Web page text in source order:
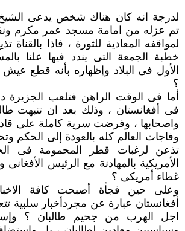
لدرجة انه كان هناك شخص يدعى
تم عزله من امامة مسجد عمر مكرم
لمواقفه المعادية للثورة ، فاذا بالقناة
خطبة الجمعة التى يندد فيها علنا
الأول فى البلاد وإظهاره بأنه قطع
؟
أما فى الوقت الراهن فتلعب الجزيرة
فى أفغانستان ، وذلك بعد ان تنبهت
واصحابها ، وفرضت سرية كاملة على
وفاجات العالم كله بالعودة إلى الحكم
تذعن لرغبات قطر المحمومة فى
الأمريكية بالمهادنة مع الرئيس
غطاء أمريكى ؟
وعلى حين فجأة أصبحت كافة
أفغانستان عبارة عن مجردأخبار سلبية
اجل الهرب من جحيم طالبان ؟